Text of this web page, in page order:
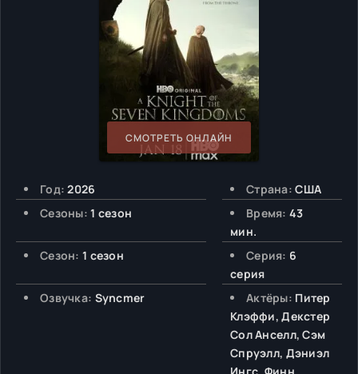
СМОТРЕТЬ ОНЛАЙН
Год: 2026 Страна: США
Сезоны: 1 сезон Время: 43
мин.
Сезон: 1 сезон Серия: 6
серия
Озвучка: Syncmer Актёры: Питер
Клэффи, Декстер
Сол Анселл, Сэм
Спруэлл, Дэниэл